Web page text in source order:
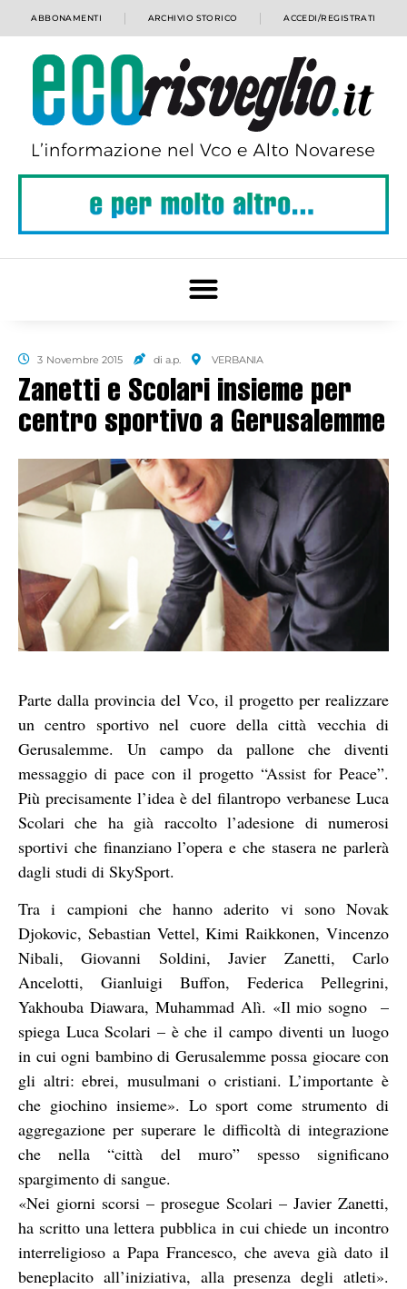
ABBONAMENTI ARCHIVIO STORICO ACCEDI/REGISTRATI
3 Novembre 2015 di a.p. VERBANIA
Zanetti e Scolari insieme per
centro sportivo a Gerusalemme
Parte dalla provincia del Vco, il progetto per realizzare
un centro sportivo nel cuore della città vecchia di
Gerusalemme. Un campo da pallone che diventi
messaggio di pace con il progetto “Assist for Peace”.
Più precisamente l’idea è del filantropo verbanese Luca
Scolari che ha già raccolto l’adesione di numerosi
sportivi che finanziano l’opera e che stasera ne parlerà
dagli studi di SkySport.
Tra i campioni che hanno aderito vi sono Novak
Djokovic, Sebastian Vettel, Kimi Raikkonen, Vincenzo
Nibali, Giovanni Soldini, Javier Zanetti, Carlo
Ancelotti, Gianluigi Buffon, Federica Pellegrini,
Yakhouba Diawara, Muhammad Alì. «Il mio sogno –
spiega Luca Scolari – è che il campo diventi un luogo
in cui ogni bambino di Gerusalemme possa giocare con
gli altri: ebrei, musulmani o cristiani. L’importante è
che giochino insieme». Lo sport come strumento di
aggregazione per superare le difficoltà di integrazione
che nella “città del muro” spesso significano
spargimento di sangue.
«Nei giorni scorsi – prosegue Scolari – Javier Zanetti,
ha scritto una lettera pubblica in cui chiede un incontro
interreligioso a Papa Francesco, che aveva già dato il
beneplacito all’iniziativa, alla presenza degli atleti».